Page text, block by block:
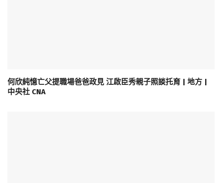
何欣純憶亡父提職場爸爸政見 江啟臣秀親子照談托育 | 地方 |
中央社 CNA